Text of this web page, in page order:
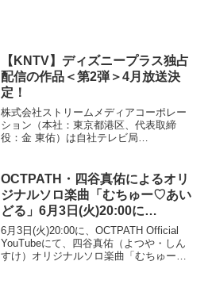
【KNTV】ディズニープラス独占
配信の作品＜第2弾＞4月放送決
定！
株式会社ストリームメディアコーポレー
ション（本社：東京都港区、代表取締
役：金 東佑）は自社テレビ局
『ファースト・レスポンダーズ 緊急出
動チーム』、『刑事ロク 最...
OCTPATH・四谷真佑によるオリ
ジナルソロ楽曲「むちゅー♡あい
どる」6月3日(火)20:00に
YouTubeにてMusic Video公開！
6月3日(火)20:00に、OCTPATH Official
YouTubeにて、四谷真佑（よつや・しん
すけ）オリジナルソロ楽曲「むちゅー♡